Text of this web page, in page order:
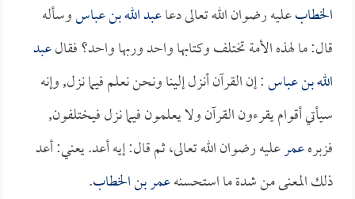
الخطابعليه رضوان الله تعالى دعاعبد الله بن عباسوسأله
قال: ما لهذه الأمة تختلف وكتابها واحد وربها واحد؟ فقالعبد
الله بن عباس: إن القرآن أنزل إلينا ونحن نعلم فيما نزل, وإنه
سيأتي أقوام يقرءون القرآن ولا يعلمون فيما نزل فيختلفون,
فزبرهعمرعليه رضوان الله تعالى، ثم قال: إيه أعد. يعني: أعد
ذلك المعنى من شدة ما استحسنهعمر بن الخطاب.